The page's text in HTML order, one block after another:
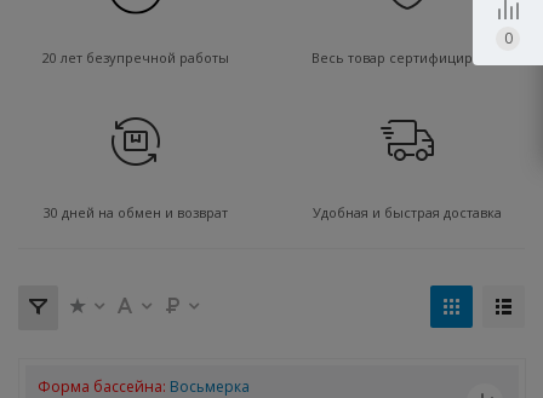
20 лет безупречной работы Весь товар сертифицирован
30 дней на обмен и возврат Удобная и быстрая доставка
Форма бассейна: Восьмерка
0